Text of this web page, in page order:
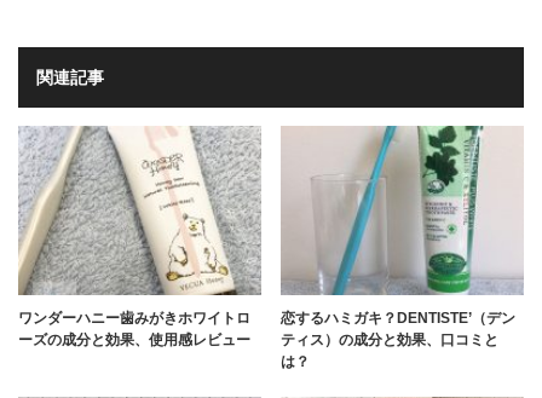
関連記事
ワンダーハニー歯みがきホワイトロ
ーズの成分と効果、使用感レビュー
恋するハミガキ？DENTISTE’（デン
ティス）の成分と効果、口コミと
は？